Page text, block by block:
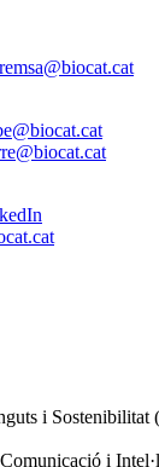
i Sostenibilitat
i